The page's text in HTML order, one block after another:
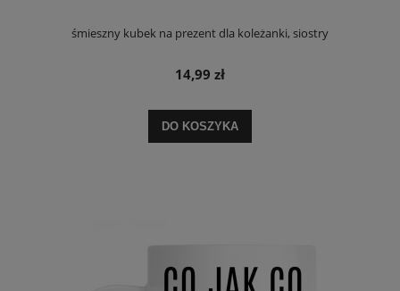
śmieszny kubek na prezent dla koleżanki, siostry
14,99 zł
DO KOSZYKA